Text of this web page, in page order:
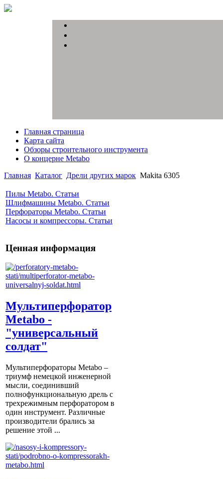
Главная страница
Карта сайта
Обзоры строительного инструмента
О концерне Metabo
Главная Каталог Дрели других марок Makita 6305
Пилы Metabo. Статьи
Шлифмашины Metabo. Статьи
Перфораторы Metabo. Статьи
Насосы и компрессоры. Статьи
Ценная информация
Мультиперфоратор
Metabo -
"универсальный
солдат"
Мультиперфораторы Metabo –
триумф немецкой инженерной
мысли, соединивший
полнофункциональную дрель с
трехрежимным перфоратором в
один инструмент. Различные
производители брались за
решение этой ...